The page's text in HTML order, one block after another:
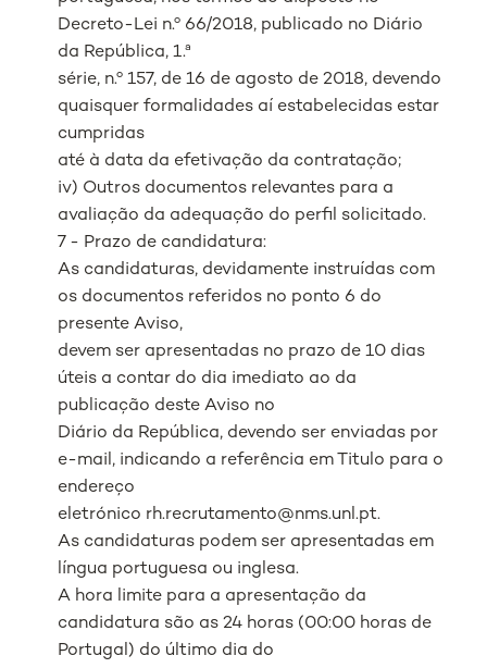
Decreto-Lei n.º 66/2018, publicado no Diário
da República, 1.ª
série, n.º 157, de 16 de agosto de 2018, devendo
quaisquer formalidades aí estabelecidas estar
cumpridas
até à data da efetivação da contratação;
iv) Outros documentos relevantes para a
avaliação da adequação do perfil solicitado.
7 - Prazo de candidatura:
As candidaturas, devidamente instruídas com
os documentos referidos no ponto 6 do
presente Aviso,
devem ser apresentadas no prazo de 10 dias
úteis a contar do dia imediato ao da
publicação deste Aviso no
Diário da República, devendo ser enviadas por
e-mail, indicando a referência em Titulo para o
endereço
eletrónico rh.recrutamento@nms.unl.pt.
As candidaturas podem ser apresentadas em
língua portuguesa ou inglesa.
A hora limite para a apresentação da
candidatura são as 24 horas (00:00 horas de
Portugal) do último dia do